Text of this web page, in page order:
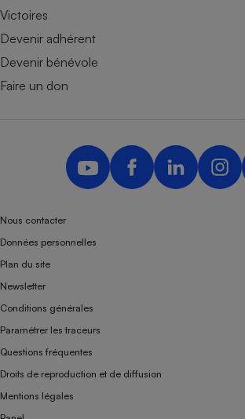
Victoires
Devenir adhérent
Devenir bénévole
Faire un don
Nous contacter
Données personnelles
Plan du site
Newsletter
Conditions générales
Paramétrer les traceurs
Questions fréquentes
Droits de reproduction et de diffusion
Mentions légales